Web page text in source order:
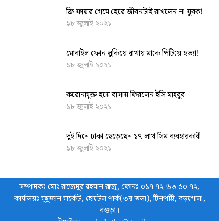
ফ্রি ফায়ার গেমে হেরে জীবনটাই রাখলেন না যুবক!
১৮ জুলাই ২০২১
মোবাইল ফোন লুকিয়ে রাখায় মাকে পিটিয়ে হত্যা!
১৮ জুলাই ২০২১
করোনামুক্ত হয়ে বাসায় ফিরলেন ইসি মাহবুব
১৮ জুলাই ২০২১
দুই দিনে ঢাকা ছেড়েছেন ১৭ লাখ সিম ব্যবহারকারী
১৮ জুলাই ২০২১
সম্পাদকঃ মোঃ রাজেদুর রহমান রাজু, ফোনঃ ০১৭ ৭২ ৬৩ ৫০ ৭২,
কার্যালয়ঃ মুন্নুজান মার্কেট, হোটেল পার্ক(৩য় তলা), টিনপট্টি, বড়গোলা,
বগুড়া।